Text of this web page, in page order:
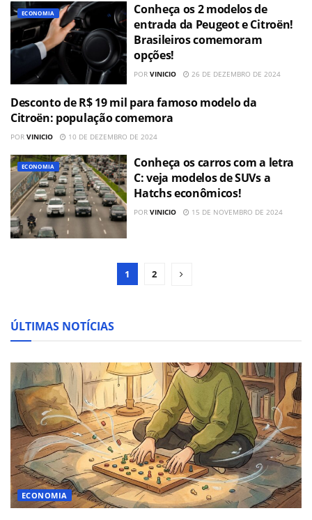
ECONOMIA
Conheça os 2 modelos de
entrada da Peugeot e Citroën!
Brasileiros comemoram
opções!
POR VINICIO 26 DE DEZEMBRO DE 2024
ECONOMIA
Desconto de R$ 19 mil para famoso modelo da
Citroën: população comemora
POR VINICIO 10 DE DEZEMBRO DE 2024
ECONOMIA
Conheça os carros com a letra
C: veja modelos de SUVs a
Hatchs econômicos!
POR VINICIO 15 DE NOVEMBRO DE 2024
1 2
ÚLTIMAS NOTÍCIAS
ECONOMIA